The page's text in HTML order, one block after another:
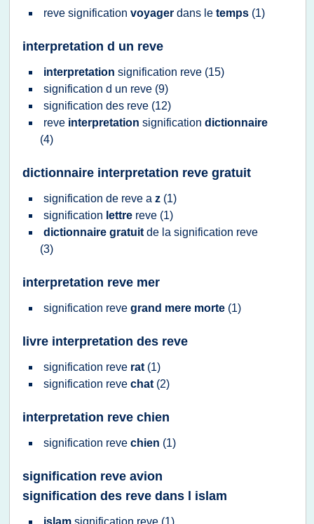
reve signification voyager dans le temps (1)
interpretation d un reve
interpretation signification reve (15)
signification d un reve (9)
signification des reve (12)
reve interpretation signification dictionnaire
(4)
dictionnaire interpretation reve gratuit
signification de reve a z (1)
signification lettre reve (1)
dictionnaire gratuit de la signification reve
(3)
interpretation reve mer
signification reve grand mere morte (1)
livre interpretation des reve
signification reve rat (1)
signification reve chat (2)
interpretation reve chien
signification reve chien (1)
signification reve avion
signification des reve dans l islam
islam signification reve (1)